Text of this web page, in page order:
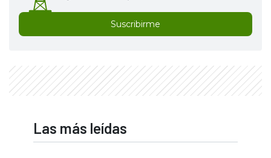
Suscribirme
Las más leídas